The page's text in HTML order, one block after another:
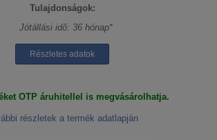
Tulajdonságok:
Jótállási idő: 36 hónap*
Részletes adatok
OTP áruhitellel is megvásárolhatja.
részletek a termék adatlapján